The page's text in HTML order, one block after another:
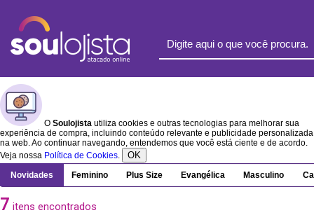
O Soulojista utiliza cookies e outras tecnologias para melhorar sua
experiência de compra, incluindo conteúdo relevante e publicidade personalizada
na web. Ao continuar navegando, entendemos que você está ciente e de acordo.
Veja nossa Política de Cookies. OK
Novidades Feminino Plus Size Evangélica Masculino
7 itens encontrados